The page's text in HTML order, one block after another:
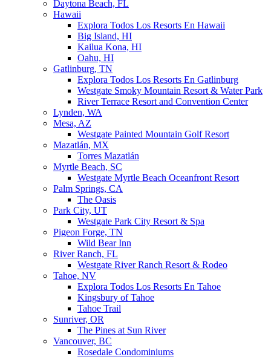
Daytona Beach, FL
Hawaii
Explora Todos Los Resorts En Hawaii
Big Island, HI
Kailua Kona, HI
Oahu, HI
Gatlinburg, TN
Explora Todos Los Resorts En Gatlinburg
Westgate Smoky Mountain Resort & Water Park
River Terrace Resort and Convention Center
Lynden, WA
Mesa, AZ
Westgate Painted Mountain Golf Resort
Mazatlán, MX
Torres Mazatlán
Myrtle Beach, SC
Westgate Myrtle Beach Oceanfront Resort
Palm Springs, CA
The Oasis
Park City, UT
Westgate Park City Resort & Spa
Pigeon Forge, TN
Wild Bear Inn
River Ranch, FL
Westgate River Ranch Resort & Rodeo
Tahoe, NV
Explora Todos Los Resorts En Tahoe
Kingsbury of Tahoe
Tahoe Trail
Sunriver, OR
The Pines at Sun River
Vancouver, BC
Rosedale Condominiums